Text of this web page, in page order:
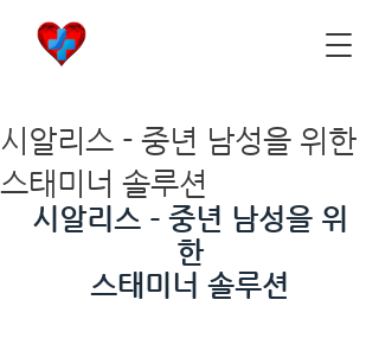
시알리스 - 중년 남성을 위한
스태미너 솔루션
시알리스 - 중년 남성을 위
한
스태미너 솔루션